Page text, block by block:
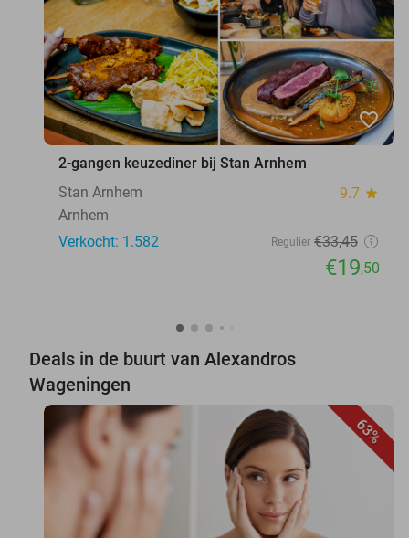
favorite_border
2-gangen keuzediner bij Stan Arnhem
Stan Arnhem
9.7 star
Arnhem
Verkocht: 1.582
Regulier €33,45
€19,50
Deals in de buurt van Alexandros
Wageningen
63%